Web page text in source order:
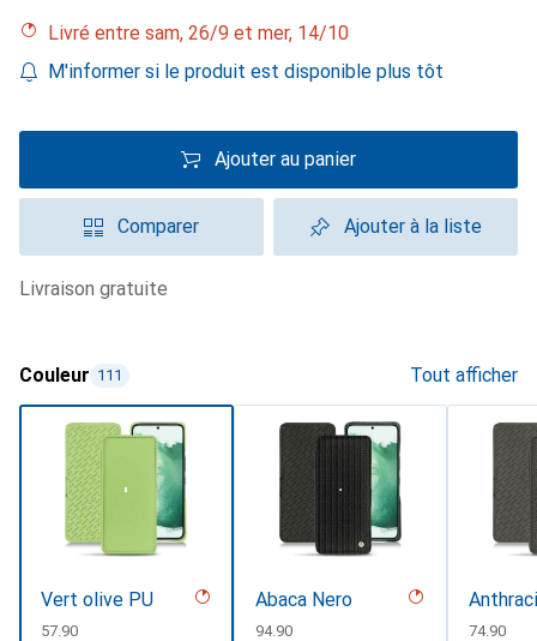
Livré entre sam, 26/9 et mer, 14/10
M'informer si le produit est disponible plus tôt
Ajouter au panier
Comparer Ajouter à la liste
livraison gratuite
Couleur 111 Tout afficher
Vert olive PU
CHF
57.90
Abaca Nero
CHF
94.90 CHF
74.90